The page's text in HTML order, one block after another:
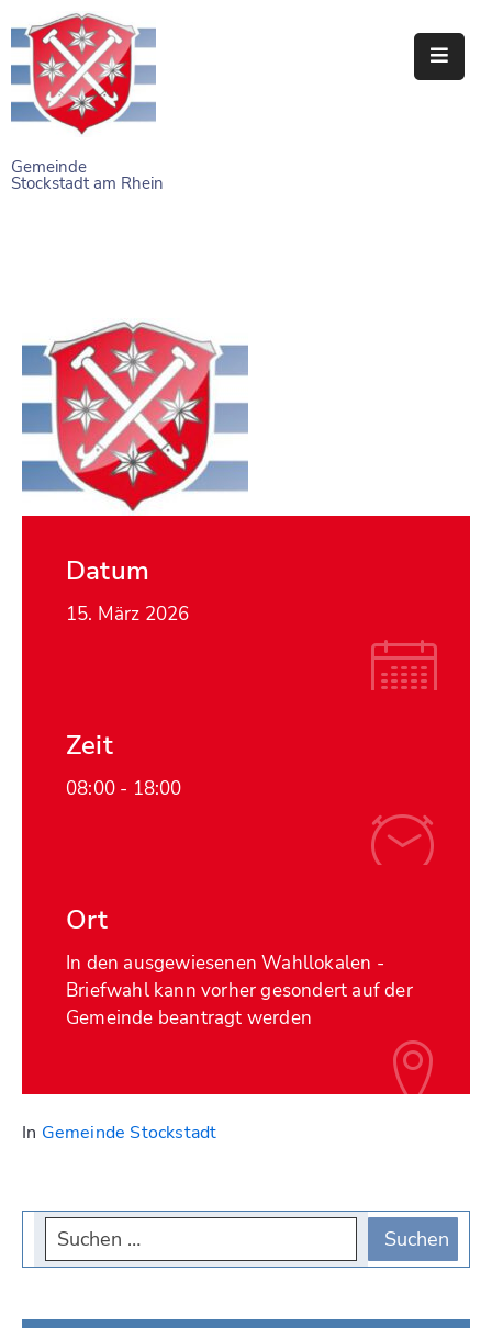
Gemeinde
Stockstadt am Rhein
STARTSEITE
BÜRGERSERVICE
FREIZEITEINRICHTUNGEN
VEREINE
Datum
15. März 2026
Zeit
08:00 - 18:00
Ort
In den ausgewiesenen Wahllokalen -
Briefwahl kann vorher gesondert auf der
Gemeinde beantragt werden
In Gemeinde Stockstadt